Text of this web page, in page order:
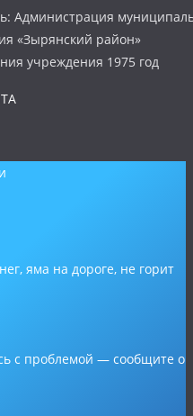
Администрация
«Зырянский район»
учреждения 1975 год
яма на дороге, не горит
с проблемой — сообщите о